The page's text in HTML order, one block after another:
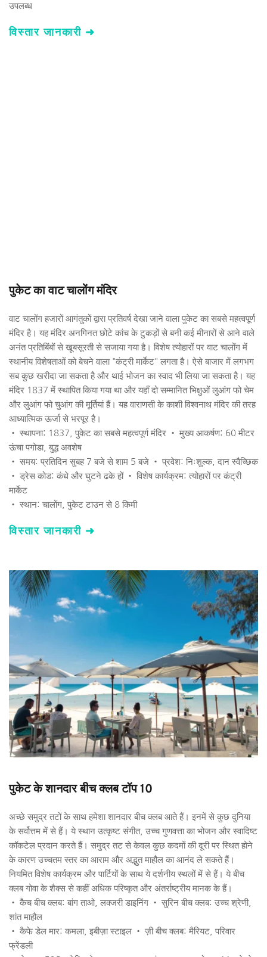
उपलब्ध
विस्तार जानकारी ➜
पुकेट का वाट चालोंग मंदिर
वाट चालोंग हजारों आगंतुकों द्वारा प्रतिवर्ष देखा जाने वाला पुकेट का सबसे महत्वपूर्ण
मंदिर है। यह मंदिर अनगिनत छोटे कांच के टुकड़ों से बनी कई मीनारों से आने वाले
अनंत प्रतिबिंबों से खूबसूरती से सजाया गया है। विशेष त्योहारों पर वाट चालोंग में
स्थानीय विशेषताओं को बेचने वाला "कंट्री मार्केट" लगता है। ऐसे बाजार में लगभग
सब कुछ खरीदा जा सकता है और थाई भोजन का स्वाद भी लिया जा सकता है। यह
मंदिर 1837 में स्थापित किया गया था और यहाँ दो सम्मानित भिक्षुओं लुआंग फो चेम
और लुआंग फो चुआंग की मूर्तियां हैं। यह वाराणसी के काशी विश्वनाथ मंदिर की तरह
आध्यात्मिक ऊर्जा से भरपूर है।
• स्थापना: 1837, पुकेट का सबसे महत्वपूर्ण मंदिर • मुख्य आकर्षण: 60 मीटर
ऊंचा पगोडा, बुद्ध अवशेष
• समय: प्रतिदिन सुबह 7 बजे से शाम 5 बजे • प्रवेश: निःशुल्क, दान स्वैच्छिक
• ड्रेस कोड: कंधे और घुटने ढके हों • विशेष कार्यक्रम: त्योहारों पर कंट्री
मार्केट
• स्थान: चालोंग, पुकेट टाउन से 8 किमी
विस्तार जानकारी ➜
पुकेट के शानदार बीच क्लब टॉप 10
अच्छे समुद्र तटों के साथ हमेशा शानदार बीच क्लब आते हैं। इनमें से कुछ दुनिया
के सर्वोत्तम में से हैं। ये स्थान उत्कृष्ट संगीत, उच्च गुणवत्ता का भोजन और स्वादिष्ट
कॉकटेल प्रदान करते हैं। समुद्र तट से केवल कुछ कदमों की दूरी पर स्थित होने
के कारण उच्चतम स्तर का आराम और अद्भुत माहौल का आनंद ले सकते हैं।
नियमित विशेष कार्यक्रम और पार्टियों के साथ ये दर्शनीय स्थलों में से हैं। ये बीच
क्लब गोवा के शैक्स से कहीं अधिक परिष्कृत और अंतर्राष्ट्रीय मानक के हैं।
• कैच बीच क्लब: बांग ताओ, लक्जरी डाइनिंग • सुरिन बीच क्लब: उच्च श्रेणी,
शांत माहौल
• कैफे डेल मार: कमला, इबीज़ा स्टाइल • ज़ी बीच क्लब: मैरियट, परिवार
फ्रेंडली